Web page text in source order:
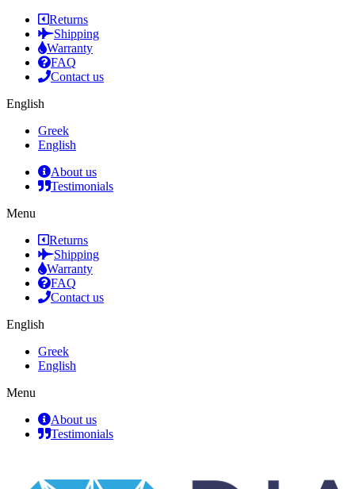
Returns
Shipping
Warranty
FAQ
Contact us
English
Greek
English
About us
Testimonials
Menu
Returns
Shipping
Warranty
FAQ
Contact us
English
Greek
English
Menu
About us
Testimonials